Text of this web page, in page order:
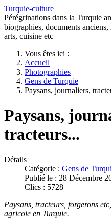
Turquie-culture
Pérégrinations dans la Turquie
biographies, documents
arts, cuisine etc
Vous êtes ici :
Accueil
Photographies
Gens de Turquie
Paysans, journaliers,
Paysans,
tracteurs...
Détails
Catégorie : Gens de
Publié le : 28 Décembre
Clics : 5728
Paysans, tracteurs, forgerons
agricole en Turquie.